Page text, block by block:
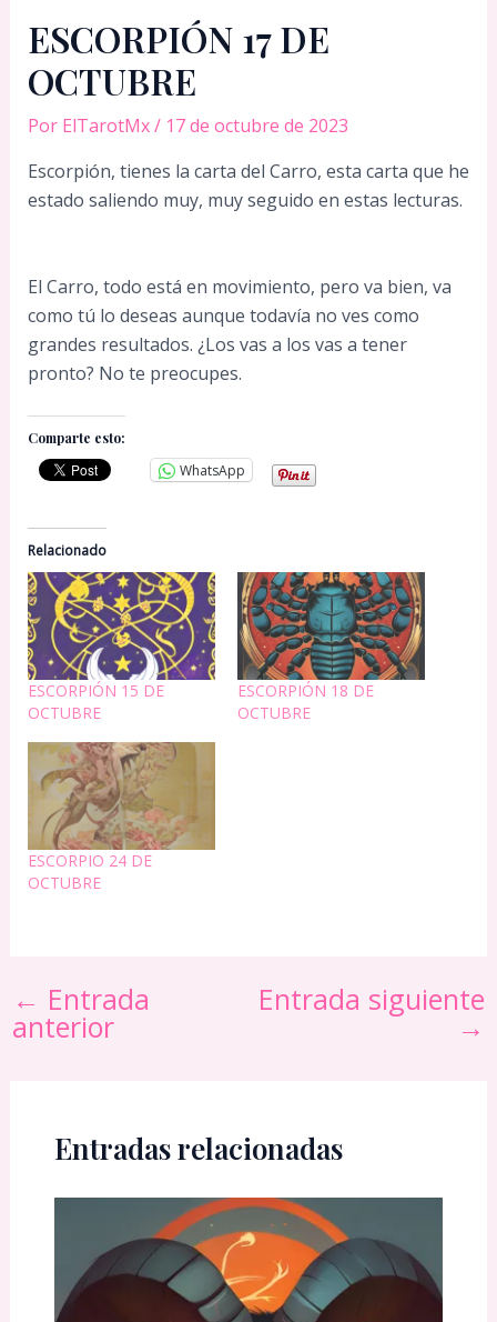
ESCORPIÓN 17 DE
OCTUBRE
Por ElTarotMx/ 17 de octubre de 2023
Escorpión, tienes la carta del Carro, esta carta que he
estado saliendo muy, muy seguido en estas lecturas.
El Carro, todo está en movimiento, pero va bien, va
como tú lo deseas aunque todavía no ves como
grandes resultados. ¿Los vas a los vas a tener
pronto? No te preocupes.
Comparte esto:
WhatsApp
Relacionado
ESCORPIÓN 15 DE
OCTUBRE
ESCORPIÓN 18 DE
OCTUBRE
ESCORPIO 24 DE
OCTUBRE
← Entrada
anterior
Entrada siguiente
→
Entradas relacionadas